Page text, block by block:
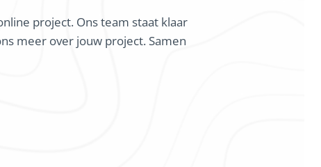
project. Ons team staat klaar
meer over jouw project. Samen